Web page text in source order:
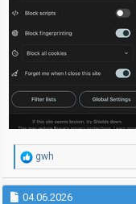
R
e
a
k
gwh
04.06.2026